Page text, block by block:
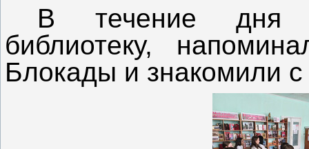
В течение дня
библиотеку,
Блокады и знакомили